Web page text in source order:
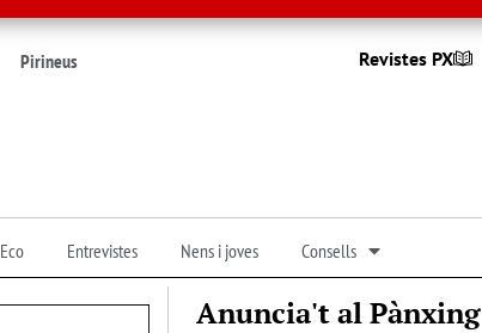
Pirineus Revistes PX
Eco Entrevistes Nens i joves Consells
Anuncia't al Pànxing